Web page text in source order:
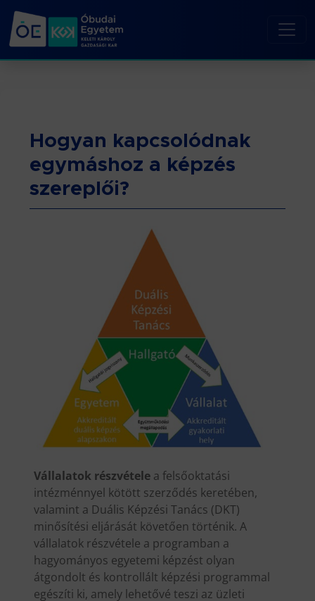
Hogyan kapcsolódnak
egymáshoz a képzés
szereplői?
Vállalatok részvétele a felsőoktatási
intézménnyel kötött szerződés keretében,
valamint a Duális Képzési Tanács (DKT)
minősítési eljárását követően történik. A
vállalatok részvétele a programban a
hagyományos egyetemi képzést olyan
átgondolt és kontrollált képzési programmal
egészíti ki, amely lehetővé teszi az üzleti